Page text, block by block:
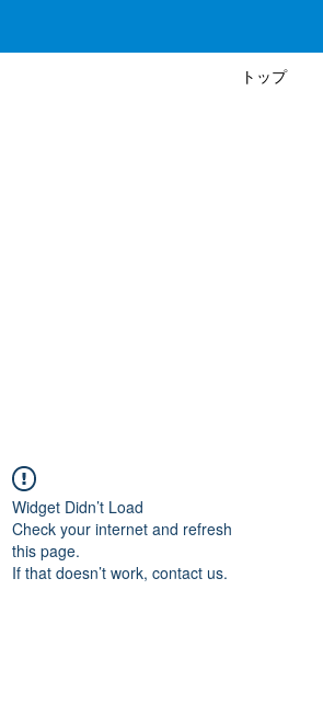
トップ
Widget Didn’t Load
Check your internet and refresh
this page.
If that doesn’t work, contact us.